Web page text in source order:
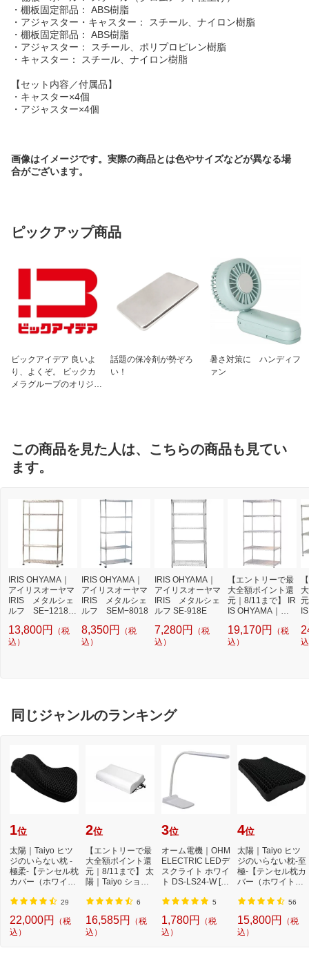
・棚板固定部品： ABS樹脂
・アジャスター・キャスター： スチール、ナイロン樹脂
・棚板固定部品： ABS樹脂
・アジャスター： スチール、ポリプロピレン樹脂
・キャスター： スチール、ナイロン樹脂
【セット内容／付属品】
・キャスター×4個
・アジャスター×4個
画像はイメージです。実際の商品とは色やサイズなどが異なる場
合がございます。
ピックアップ商品
ビックアイデア 良いよ
り、よくぞ。 ビックカ
メラグループのオリジナ
話題の保冷剤が勢ぞろ
い！
暑さ対策に ハンディフ
ァン
この商品を見た人は、こちらの商品も見てい
ます。
IRIS OHYAMA｜
アイリスオーヤマ
IRIS メタルシェ
ルフ SE−1218 S
ー直送・時間指
定・返品不可】
13,800円
（税
込）
IRIS OHYAMA｜
アイリスオーヤマ
IRIS メタルシェ
ルフ SEM−8018
8,350円
（税
込）
IRIS OHYAMA｜
アイリスオーヤマ
IRIS メタルシェ
ルフ SE-918E
7,280円
（税
込）
【エントリーで最
大全額ポイント還
元｜8/11まで】 IR
IS OHYAMA｜ア
タルラック（ポー
ル径25） 910×6
19,170円
（税
込）
同じジャンルのランキング
1位
太陽｜Taiyo ヒツ
ジのいらない枕 -
極柔-【テンセル枕
カバー（ホワイ
29
22,000円
（税
込）
2位
【エントリーで最
大全額ポイント還
元｜8/11まで】 太
陽｜Taiyo ショー
6
16,585円
（税
込）
3位
オーム電機｜OHM
ELECTRIC LEDデ
スクライト ホワイ
ト DS-LS24-W [L
24...
5
1,780円
（税
込）
4位
太陽｜Taiyo ヒツ
ジのいらない枕-至
極-【テンセル枕カ
バー（ホワイト）
56
15,800円
（税
込）